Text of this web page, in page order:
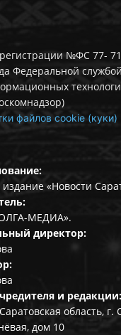
№ФС 77-
Федеральной
файлов cookie (куки)
издание «Новости
МЕДИА».
директор:
и редакции:
область, г.
дом 10